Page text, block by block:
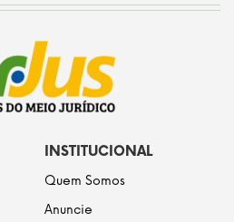
INSTITUCIONAL
Quem Somos
Anuncie